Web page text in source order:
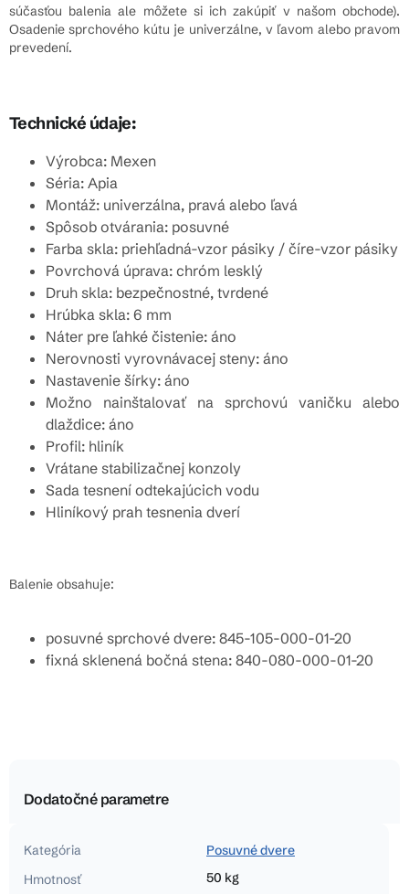
súčasťou balenia ale môžete si ich zakúpiť v našom obchode).
Osadenie sprchového kútu je univerzálne, v ľavom alebo pravom
prevedení.
Technické údaje:
Výrobca: Mexen
Séria: Apia
Montáž: univerzálna, pravá alebo ľavá
Spôsob otvárania: posuvné
Farba skla: priehľadná-vzor pásiky / číre-vzor pásiky
Povrchová úprava: chróm lesklý
Druh skla: bezpečnostné, tvrdené
Hrúbka skla: 6 mm
Náter pre ľahké čistenie: áno
Nerovnosti vyrovnávacej steny: áno
Nastavenie šírky: áno
Možno nainštalovať na sprchovú vaničku alebo
dlaždice: áno
Profil: hliník
Vrátane stabilizačnej konzoly
Sada tesnení odtekajúcich vodu
Hliníkový prah tesnenia dverí
Balenie obsahuje:
posuvné sprchové dvere: 845-105-000-01-20
fixná sklenená bočná stena: 840-080-000-01-20
Dodatočné parametre
Kategória
Posuvné dvere
Hmotnosť
50 kg